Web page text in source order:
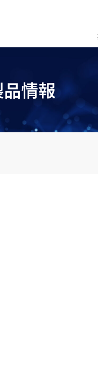
情報